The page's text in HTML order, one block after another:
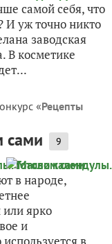
самой себя, что
И уж точно никто
заводская
В косметике
«Рецепты
сами 9
в народе,
ярко
и